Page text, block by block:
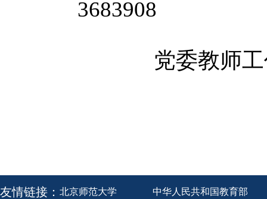
3683908
党委教师
友情链接： 北京师范大学 中华人民共和国教育部